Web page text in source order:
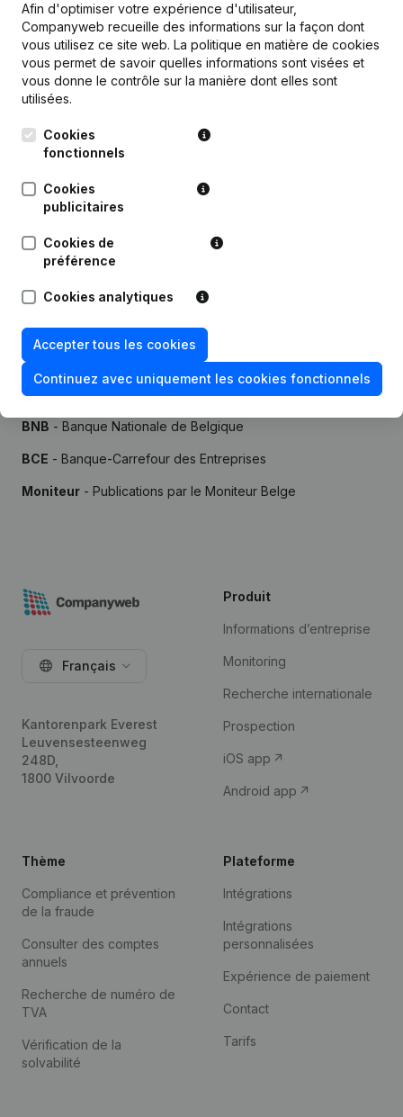
Vous recherchez plus
d’informations sur cette entreprise
?
Consulter la santé en un coup d'oeil
Choisissez des informations rapides ou des détails
granulaires
importants
Essayer gratuitement Découvrir plus
Essai gratuit de 7 jours, aucune carte de crédit requise.
Sources
BNB - Banque Nationale de Belgique
BCE - Banque-Carrefour des Entreprises
Moniteur - Publications par le Moniteur Belge
Afin d'optimiser votre expérience d'utilisateur,
Companyweb recueille des informations sur la façon dont
vous utilisez ce site web. La politique en matière de cookies
vous permet de savoir quelles informations sont visées et
vous donne le contrôle sur la manière dont elles sont
utilisées.
Cookies
fonctionnels
Cookies
publicitaires
Cookies de
préférence
Cookies analytiques
Accepter tous les cookies
Continuez avec uniquement les cookies fonctionnels
Français
Kantorenpark Everest
Leuvensesteenweg
248D,
1800 Vilvoorde
Produit
Informations d’entreprise
Monitoring
Recherche internationale
Prospection
iOS app
Android app
Thème
Compliance et prévention
de la fraude
Consulter des comptes
annuels
Recherche de numéro de
TVA
Vérification de la
solvabilité
Plateforme
Intégrations
Intégrations
personnalisées
Expérience de paiement
Contact
Tarifs